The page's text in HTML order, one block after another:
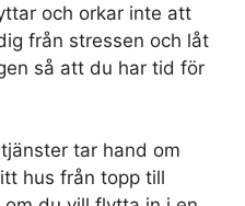
och orkar inte att
från stressen och låt
så att du har tid för
tar hand om
hus från topp till